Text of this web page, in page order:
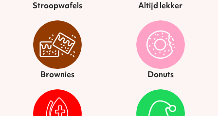
Stroopwafels Altijd lekker
Brownies Donuts